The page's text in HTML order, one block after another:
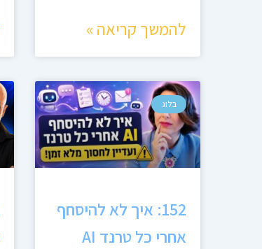
להמשך קריאה »
בלוג
152: איך לא להיסחף
אחרי כל טרנד AI